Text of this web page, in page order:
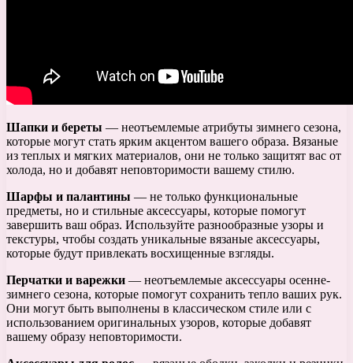
Шапки и береты — неотъемлемые атрибуты зимнего сезона,
которые могут стать ярким акцентом вашего образа. Вязаные
из теплых и мягких материалов, они не только защитят вас от
холода, но и добавят неповторимости вашему стилю.
Шарфы и палантины — не только функциональные
предметы, но и стильные аксессуары, которые помогут
завершить ваш образ. Используйте разнообразные узоры и
текстуры, чтобы создать уникальные вязаные аксессуары,
которые будут привлекать восхищенные взгляды.
Перчатки и варежки — неотъемлемые аксессуары осенне-
зимнего сезона, которые помогут сохранить тепло ваших рук.
Они могут быть выполнены в классическом стиле или с
использованием оригинальных узоров, которые добавят
вашему образу неповторимости.